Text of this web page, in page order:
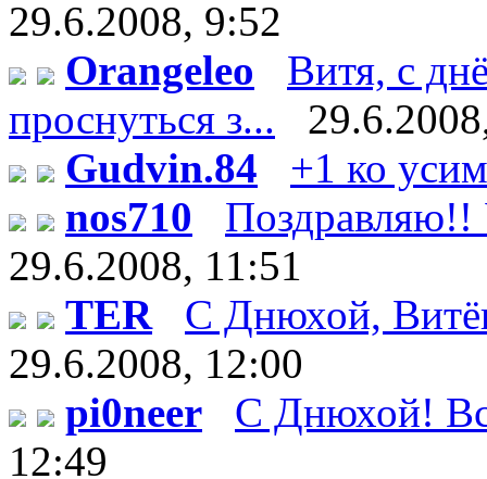
29.6.2008, 9:52
Orangeleo
Витя, с
проснуться з...
Gudvin.84
+1 ко усим
nos710
Поздравляю!!
29.6.2008, 11:51
TER
С Днюхой,
29.6.2008, 12:00
pi0neer
С Днюхой!
12:49